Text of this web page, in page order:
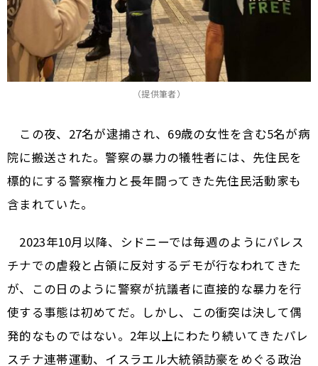
（提供筆者）
この夜、27名が逮捕され、69歳の女性を含む5名が病
院に搬送された。警察の暴力の犠牲者には、先住民を
標的にする警察権力と長年闘ってきた先住民活動家も
含まれていた。
2023年10月以降、シドニーでは毎週のようにパレス
チナでの虐殺と占領に反対するデモが行なわれてきた
が、この日のように警察が抗議者に直接的な暴力を行
使する事態は初めてだ。しかし、この衝突は決して偶
発的なものではない。2年以上にわたり続いてきたパレ
スチナ連帯運動、イスラエル大統領訪豪をめぐる政治